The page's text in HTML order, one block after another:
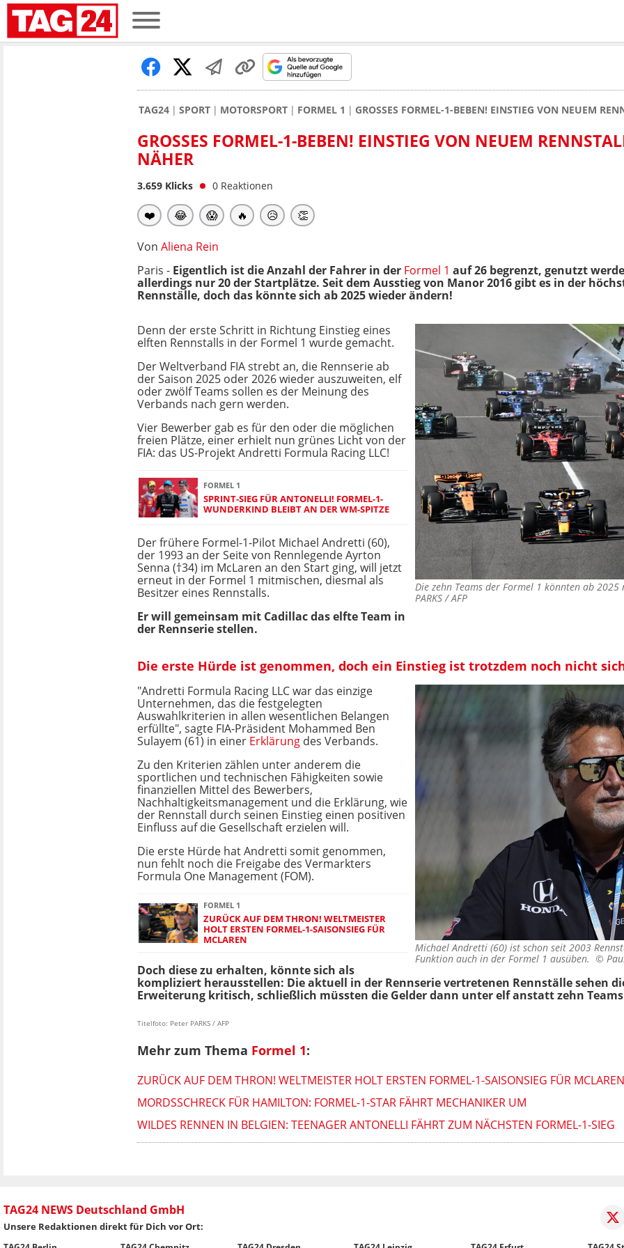
TAG24 SPORT MOTORSPORT FORMEL 1 GROSSES FORMEL-1-BEBEN! EINSTIEG VON NEUEM
GROSSES FORMEL-1-BEBEN! EINSTIEG VON NEUEM RENNSTALL
ÄHER
3.659 Klicks 0 Reaktionen
❤️ 😂 😱 🔥 😥 👏
Von Aliena Rein
Paris - Eigentlich ist die Anzahl der Fahrer in der Formel 1 auf 26 begrenzt, genutzt
allerdings nur 20 der Startplätze. Seit dem Ausstieg von Manor 2016 gibt es in der
Rennställe, doch das könnte sich ab 2025 wieder ändern!
Die zehn Teams der Formel 1 könnten ab
PARKS / AFP
Denn der erste Schritt in Richtung Einstieg eines
elften Rennstalls in der Formel 1 wurde gemacht.
Der Weltverband FIA strebt an, die Rennserie ab
der Saison 2025 oder 2026 wieder auszuweiten, elf
oder zwölf Teams sollen es der Meinung des
Verbands nach gern werden.
Vier Bewerber gab es für den oder die möglichen
freien Plätze, einer erhielt nun grünes Licht von der
FIA: das US-Projekt Andretti Formula Racing LLC!
FORMEL 1
SPRINT-SIEG FÜR ANTONELLI! FORMEL-1-
WUNDERKIND BLEIBT AN DER WM-SPITZE
Der frühere Formel-1-Pilot Michael Andretti (60),
der 1993 an der Seite von Rennlegende Ayrton
Senna (†34) im McLaren an den Start ging, will jetzt
erneut in der Formel 1 mitmischen, diesmal als
Besitzer eines Rennstalls.
Er will gemeinsam mit Cadillac das elfte Team in
der Rennserie stellen.
Die erste Hürde ist genommen, doch ein Einstieg ist trotzdem noch nicht
Michael Andretti (60) ist schon seit 2003
Funktion auch in der Formel 1 ausüben. ©
"Andretti Formula Racing LLC war das einzige
Unternehmen, das die festgelegten
Auswahlkriterien in allen wesentlichen Belangen
erfüllte", sagte FIA-Präsident Mohammed Ben
Sulayem (61) in einer Erklärung des Verbands.
Zu den Kriterien zählen unter anderem die
sportlichen und technischen Fähigkeiten sowie
finanziellen Mittel des Bewerbers,
Nachhaltigkeitsmanagement und die Erklärung, wie
der Rennstall durch seinen Einstieg einen positiven
Einfluss auf die Gesellschaft erzielen will.
Die erste Hürde hat Andretti somit genommen,
nun fehlt noch die Freigabe des Vermarkters
Formula One Management (FOM).
FORMEL 1
ZURÜCK AUF DEM THRON! WELTMEISTER
HOLT ERSTEN FORMEL-1-SAISONSIEG FÜR
MCLAREN
Doch diese zu erhalten, könnte sich als
kompliziert herausstellen: Die aktuell in der Rennserie vertretenen Rennställe sehen
Erweiterung kritisch, schließlich müssten die Gelder dann unter elf anstatt zehn
Titelfoto: Peter PARKS / AFP
Mehr zum Thema Formel 1:
ZURÜCK AUF DEM THRON! WELTMEISTER HOLT ERSTEN FORMEL-1-SAISONSIEG FÜR MCLAREN
MORDSSCHRECK FÜR HAMILTON: FORMEL-1-STAR FÄHRT MECHANIKER UM
WILDES RENNEN IN BELGIEN: TEENAGER ANTONELLI FÄHRT ZUM NÄCHSTEN FORMEL-1-SIEG
TAG24 NEWS Deutschland GmbH
Unsere Redaktionen direkt für Dich vor Ort: